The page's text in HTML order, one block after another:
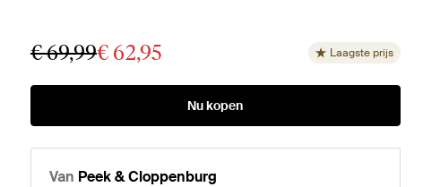
€ 69,99€ 62,95 Laagste prijs
Nu kopen
Van Peek & Cloppenburg